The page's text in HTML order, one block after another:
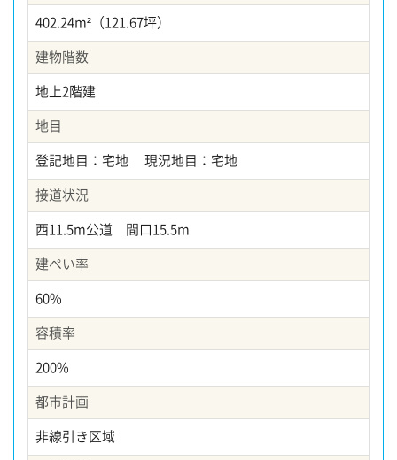
402.24m²（121.67坪）
建物階数
地上2階建
地目
登記地目：宅地 現況地目：宅地
接道状況
西11.5m公道 間口15.5m
建ぺい率
60%
容積率
200%
都市計画
非線引き区域